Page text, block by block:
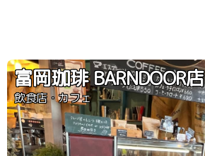
富岡珈琲 BARNDOOR店
飲食店・カフェ